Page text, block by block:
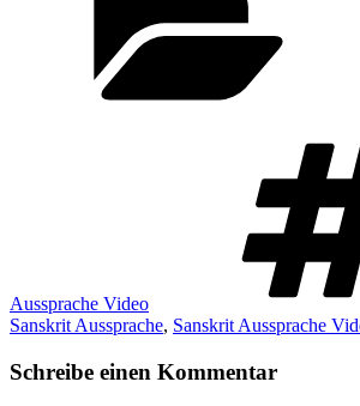
Aussprache Video
Sanskrit Aussprache, Sanskrit Aussprache
Schreibe einen Kommentar